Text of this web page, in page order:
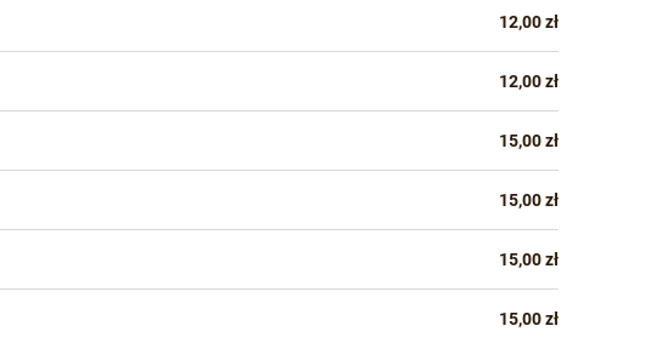
12,00 zł
12,00 zł
15,00 zł
15,00 zł
15,00 zł
15,00 zł